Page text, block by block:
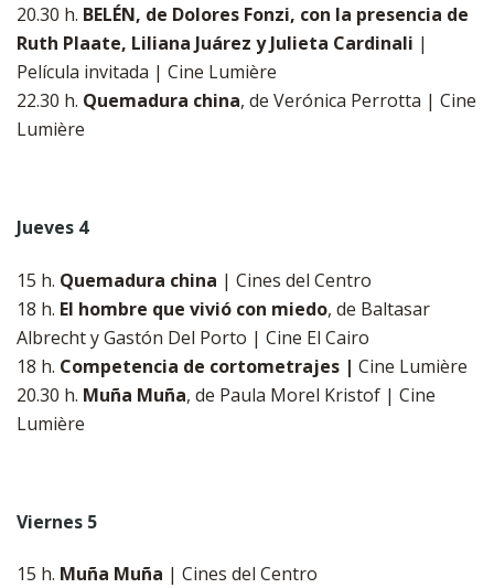
​​​​​​​20.30 h. BELÉN, de Dolores Fonzi, con la presencia de
Ruth Plaate, Liliana Juárez y Julieta Cardinali |
Película invitada | Cine Lumière
​​​​​​​22.30 h. Quemadura china, de Verónica Perrotta | Cine
Lumière
Jueves 4
15 h. Quemadura china | Cines del Centro
18 h. El hombre que vivió con miedo, de Baltasar
Albrecht y Gastón Del Porto | Cine El Cairo
​​​​​​​18 h. Competencia de cortometrajes | Cine Lumière
20.30 h. Muña Muña, de Paula Morel Kristof | Cine
Lumière
Viernes 5
15 h. Muña Muña | Cines del Centro